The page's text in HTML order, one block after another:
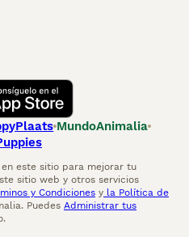
MundoAnimalia
este sitio para mejorar tu
sitio web y otros servicios
y Condiciones y la Política de
Puedes Administrar tus